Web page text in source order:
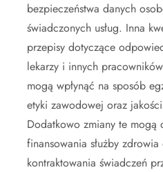
bezpieczeństwa danych
świadczonych usług. Inna
przepisy dotyczące
lekarzy i innych
mogą wpłynąć na sposób
etyki zawodowej oraz
Dodatkowo zmiany te mogą
finansowania służby zdrowia
kontraktowania świadczeń